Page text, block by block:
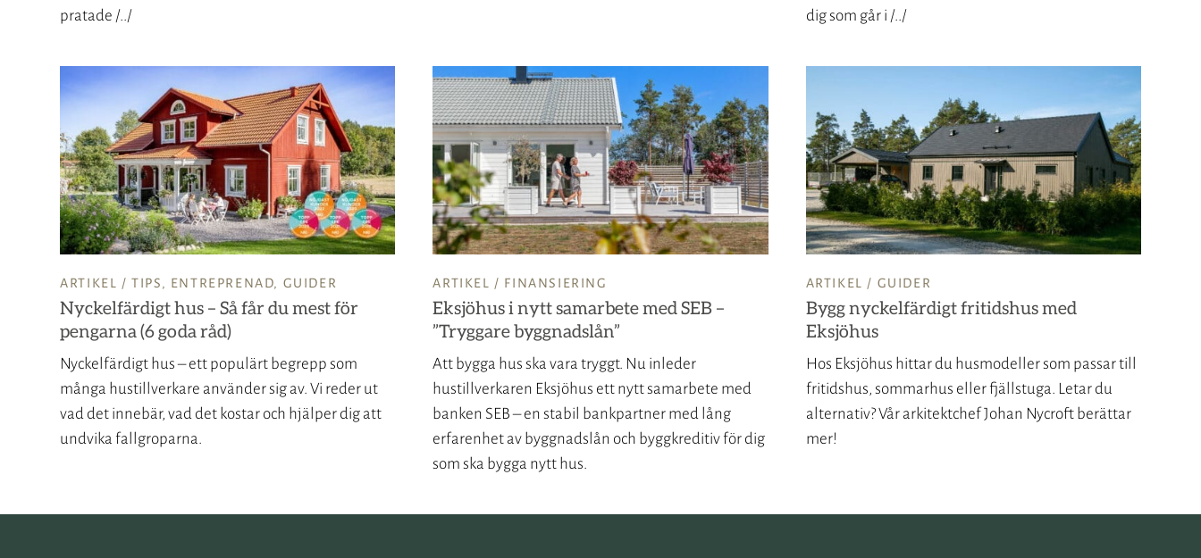
pratade /../
dig som går i /../
ARTIKEL /TIPS ENTREPRENAD GUIDER
Nyckelfärdigt hus – Så får du mest för
pengarna (6 goda råd)
Nyckelfärdigt hus – ett populärt begrepp som
många hustillverkare använder sig av. Vi reder ut
vad det innebär, vad det kostar och hjälper dig att
undvika fallgroparna.
ARTIKEL / FINANSIERING
Eksjöhus i nytt samarbete med SEB –
”Tryggare byggnadslån”
Att bygga hus ska vara tryggt. Nu inleder
hustillverkaren Eksjöhus ett nytt samarbete med
banken SEB – en stabil bankpartner med lång
erfarenhet av byggnadslån och byggkreditiv för dig
som ska bygga nytt hus.
ARTIKEL / GUIDER
Bygg nyckelfärdigt fritidshus med
Eksjöhus
Hos Eksjöhus hittar du husmodeller som passar till
fritidshus, sommarhus eller fjällstuga. Letar du
alternativ? Vår arkitektchef Johan Nycroft berättar
mer!